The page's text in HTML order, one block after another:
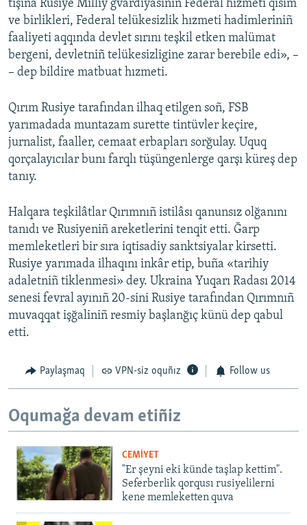
tışına Rusiye Milliy gvardiyasınıñ Federal hızmeti qısım
ve birlikleri, Federal telükesizlik hızmeti hadimleriniñ
faaliyeti aqqında devlet sırını teşkil etken malümat
bergeni, devletniñ telükesizligine zarar berebile edi», –
– dep bildire matbuat hızmeti.
Qırım Rusiye tarafından ilhaq etilgen soñ, FSB
yarımadada muntazam surette tintüvler keçire,
jurnalist, faaller, cemaat erbapları sorğulay. Uquq
qorçalayıcılar bunı farqlı tüşüngenlerge qarşı küreş dep
tanıy.
Halqara teşkilâtlar Qırımnıñ istilâsı qanunsız olğanını
tanıdı ve Rusiyeniñ areketlerini tenqit etti. Ğarp
memleketleri bir sıra iqtisadiy sanktsiyalar kirsetti.
Rusiye yarımada ilhaqını inkâr etip, buña «tarihiy
adaletniñ tiklenmesi» dey. Ukraina Yuqarı Radası 2014
senesi fevral ayınıñ 20-sini Rusiye tarafından Qırımnıñ
muvaqqat işğaliniñ resmiy başlanğıç künü dep qabul
etti.
Paylaşmaq VPN-siz oquñız Follow us
Oqumağa devam etiñiz
CEMİYET
"Er şeyni eki künde taşlap kettim".
Seferberlik qorqusı rusiyelilerni
kene memleketten quva